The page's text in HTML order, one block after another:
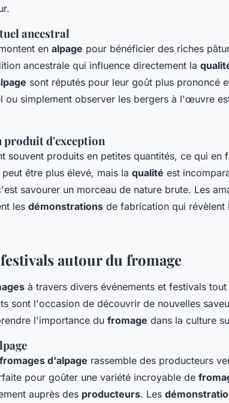
ancestral
en alpage pour bénéficier des riches
ancestrale qui influence directement la
sont réputés pour leur goût plus prononcé
ou simplement observer les bergers à l'œuvre
produit d'exception
souvent produits en petites quantités, ce qui en
peut être plus élevé, mais la qualité est
savourer un morceau de nature brute. Les
les démonstrations de fabrication qui révèlent
autour du fromage
à travers divers événements et festivals
sont l'occasion de découvrir de nouvelles
l'importance du fromage dans la culture
d'alpage rassemble des producteurs
pour goûter une variété incroyable de
auprès des producteurs. Les